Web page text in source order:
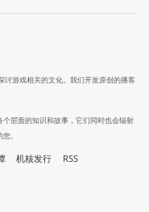
讨游戏相关的文化。我们开发原创的播客
层面的知识和故事，它们同时也会辐射
。
机核发行 RSS